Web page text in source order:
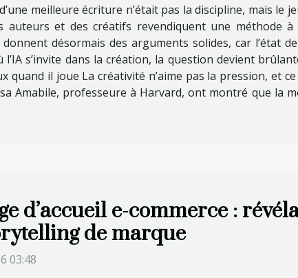
meilleure écriture n’était pas la discipline, mais le
auteurs et des créatifs revendiquent une méthode
désormais des arguments solides, car l’état
s’invite dans la création, la question devient
quand il joue La créativité n’aime pas la pression, et
Amabile, professeure à Harvard, ont montré que la
d’accueil e-commerce :
de marque
03:48